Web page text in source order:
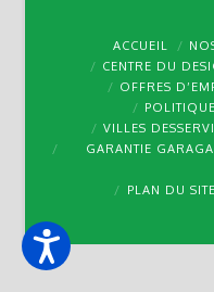
ACCUEIL
CENTRE DU
OFFRES
VILLES
GARANTIE
PLAN DU SITE